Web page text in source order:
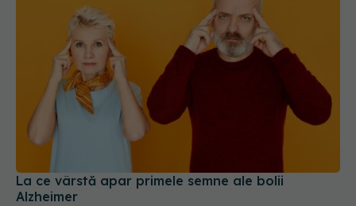
La ce vârstă apar primele semne ale bolii
Alzheimer